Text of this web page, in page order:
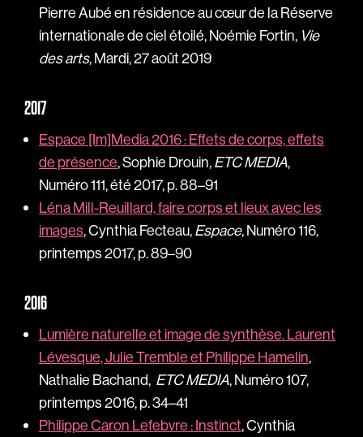
Pierre Aubé en résidence au cœur de la Réserve
internationale de ciel étoilé, Noémie Fortin, Vie
des arts, Mardi, 27 août 2019
2017
Espace [Im]Media 2016 : Effets de corps, effets
de présence, Sophie Drouin,ETC MEDIA,
Numéro 111, été 2017, p. 88–91
Léna Mill-Reuillard, faire corps et lieux avec les
images, Cynthia Fecteau,Espace, Numéro 116,
printemps 2017, p. 89–90
2016
Lumière naturelle et image de synthèse. Laurent
Lévesque, Julie Tremble et Philippe Hamelin,
Nathalie Bachand, ETC MEDIA, Numéro 107,
printemps 2016, p. 34–41
Philippe Caron Lefebvre : Instinct, Cynthia